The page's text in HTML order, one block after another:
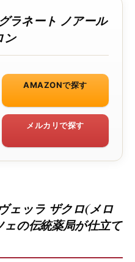
ラネート ノアール
ン
AMAZONで探す
メルカリで探す
ェッラ ザクロ(メロ
の伝統薬局が仕立て